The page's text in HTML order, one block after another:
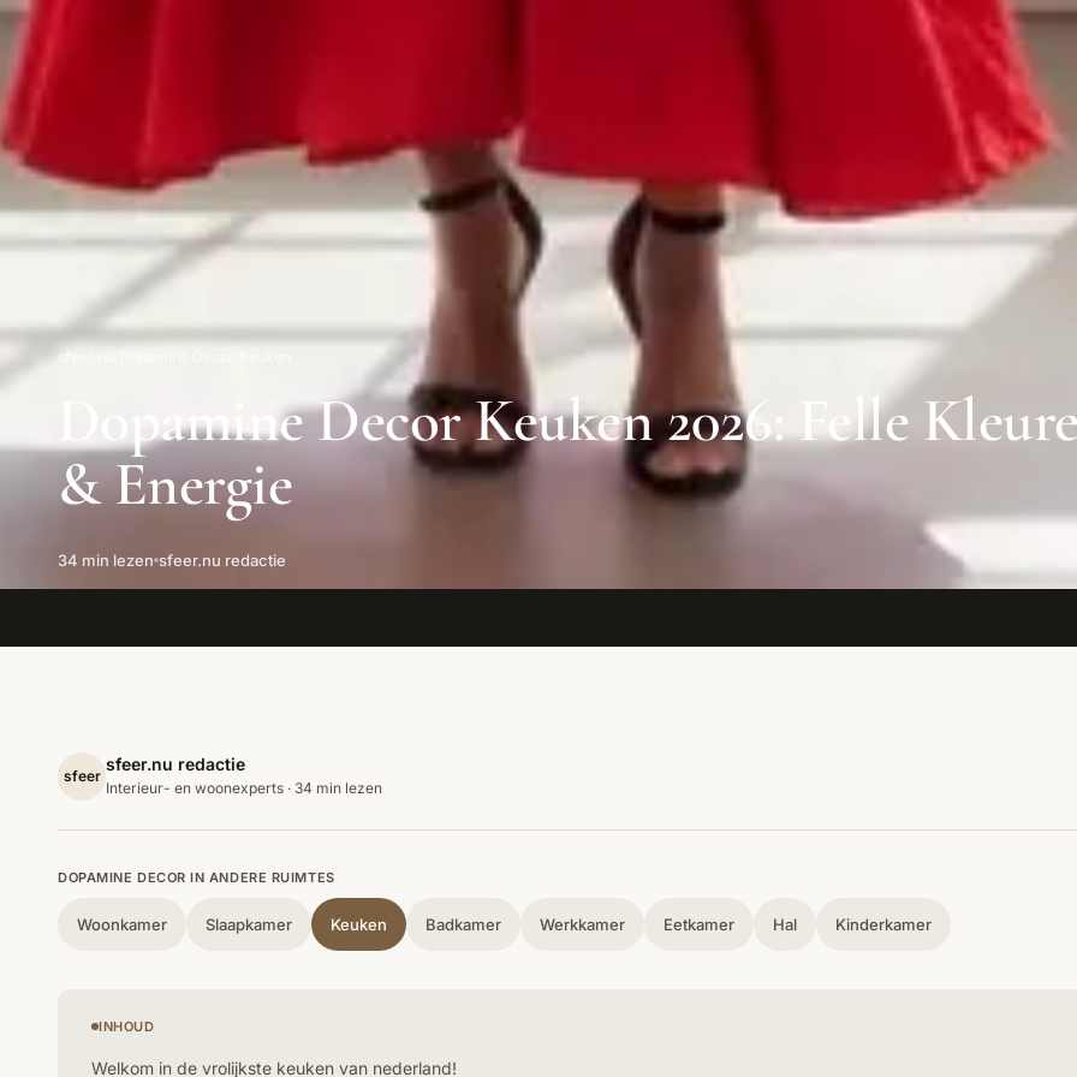
sfeer.nu
Dopamine Decor Keuken 2026: Felle
& Energie
34 min lezen sfeer.nu redactie
sfeer
sfeer.nu redactie
Interieur- en woonexperts · 34 min lezen
DOPAMINE DECOR IN ANDERE RUIMTES
Woonkamer Slaapkamer Keuken Badkamer Werkkamer Eetkamer Hal Kinderkamer
INHOUD
Welkom in de vrolijkste keuken van nederland!